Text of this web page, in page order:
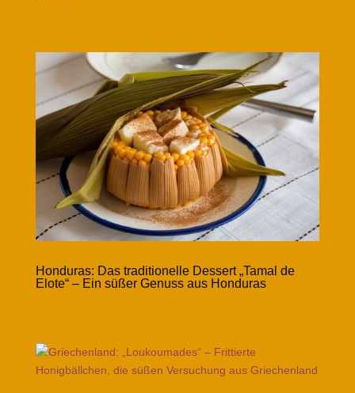
Honduras: Das traditionelle Dessert „Tamal de
Elote“ – Ein süßer Genuss aus Honduras